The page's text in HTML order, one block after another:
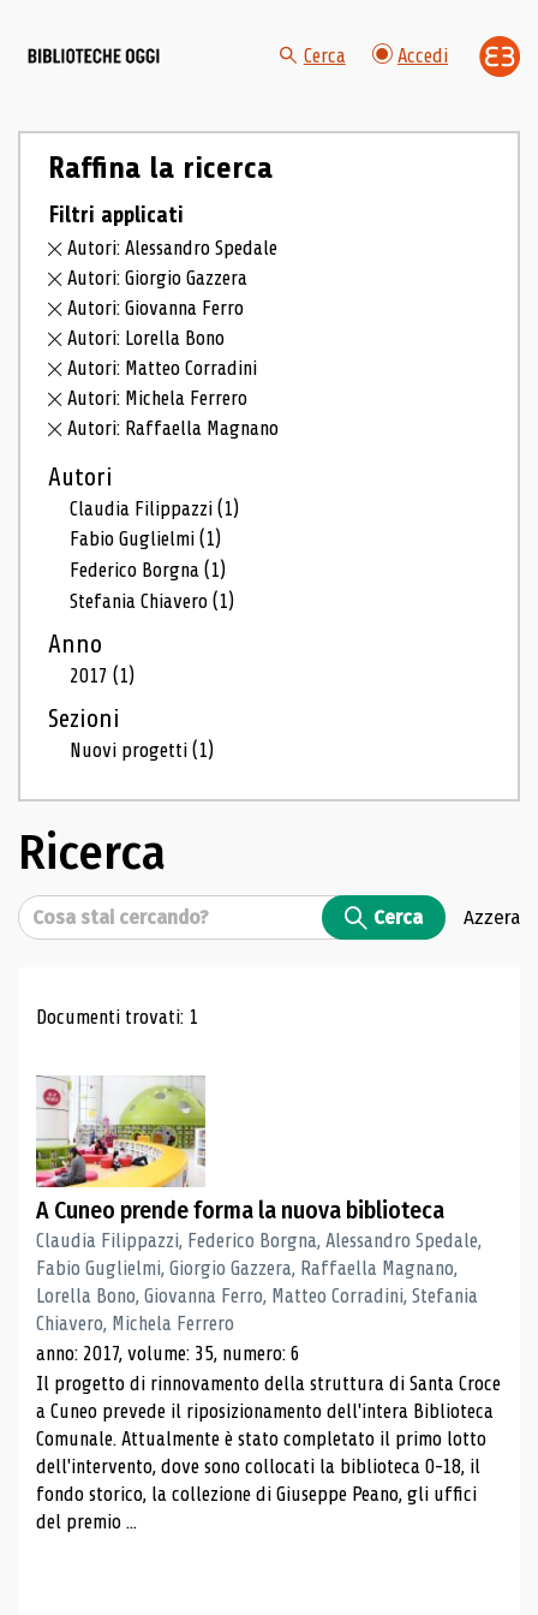
Cerca Accedi
Raffina la ricerca
Filtri applicati
Autori: Alessandro Spedale
Autori: Giorgio Gazzera
Autori: Giovanna Ferro
Autori: Lorella Bono
Autori: Matteo Corradini
Autori: Michela Ferrero
Autori: Raffaella Magnano
Autori
Claudia Filippazzi(1)
Fabio Guglielmi(1)
Federico Borgna(1)
Stefania Chiavero(1)
Anno
2017(1)
Sezioni
Nuovi progetti(1)
Ricerca
Cerca Cerca Azzera
Risultati di ricerca
Documenti trovati: 1
A Cuneo prende forma la nuova biblioteca
Claudia Filippazzi, Federico Borgna, Alessandro Spedale,
Fabio Guglielmi, Giorgio Gazzera, Raffaella Magnano,
Lorella Bono, Giovanna Ferro, Matteo Corradini, Stefania
Chiavero, Michela Ferrero
anno: 2017, volume: 35, numero: 6
Il progetto di rinnovamento della struttura di Santa Croce
a Cuneo prevede il riposizionamento dell'intera Biblioteca
Comunale. Attualmente è stato completato il primo lotto
dell'intervento, dove sono collocati la biblioteca 0-18, il
fondo storico, la collezione di Giuseppe Peano, gli uffici
del premio ...